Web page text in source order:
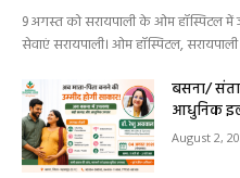
9 अगस्त को सरायपाली के ओम हॉस्पिटल में
सेवाएं सरायपाली। ओम हॉस्पिटल,
बसना/
आधुनिक
August 2,